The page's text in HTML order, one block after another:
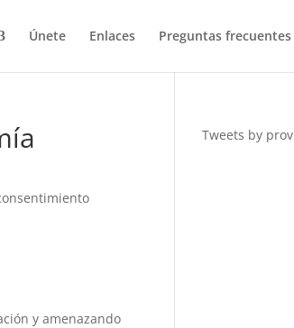
Únete Enlaces Preguntas frecuentes
y amenazando
Tweets by